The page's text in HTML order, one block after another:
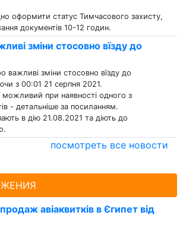
оформити статус Тимчасового захисту,
документів 10-12 годин.
зміни стосовно вїзду до
важливі зміни стосовно вїзду до
з 00:01 21 серпня 2021.
можливий при наявності одного з
- детальніше за посиланням.
в дію 21.08.2021 та діють до
посмотреть все новости
авіаквитків в Єгипет від